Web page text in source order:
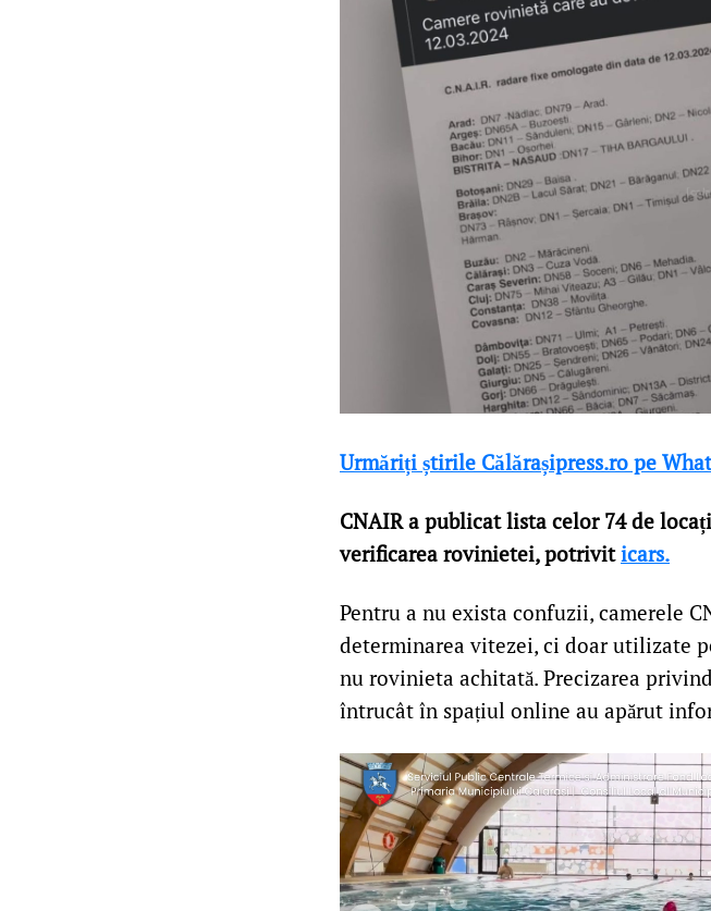
Urmăriți știrile Călărașipress.ro pe
CNAIR a publicat lista celor 74 de
verificarea rovinietei, potriviticars.
Pentru a nu exista confuzii, camerele
determinarea vitezei, ci doar utilizate
nu rovinieta achitată. Precizarea
întrucât în spațiul online au apărut